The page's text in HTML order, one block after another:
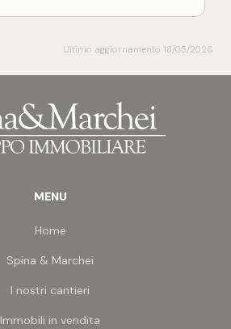
Ultimo aggiornamento 18/05/2026
MENU
Home
Spina & Marchei
I nostri cantieri
Immobili in vendita